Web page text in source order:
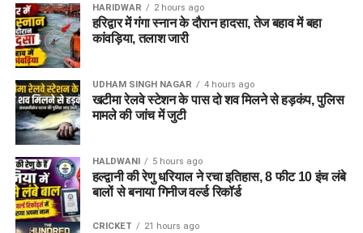
HARIDWAR 2 hours ago
हरिद्वार में गंगा स्नान के दौरान हादसा, तेज बहाव में बहा
कांवड़िया, तलाश जारी
UDHAM SINGH NAGAR 4 hours ago
खटीमा रेलवे स्टेशन के पास दो शव मिलने से हड़कंप, पुलिस
मामले की जांच में जुटी
HALDWANI 5 hours ago
हल्द्वानी की रेणु धरियाल ने रचा इतिहास, 8 फीट 10 इंच लंबे
बालों से बनाया गिनीज वर्ल्ड रिकॉर्ड
CRICKET 21 hours ago